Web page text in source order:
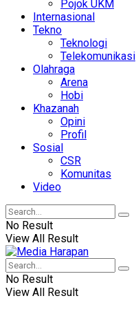
Pojok UKM
Internasional
Tekno
Teknologi
Telekomunikasi
Olahraga
Arena
Hobi
Khazanah
Opini
Profil
Sosial
CSR
Komunitas
Video
No Result
View All Result
No Result
View All Result